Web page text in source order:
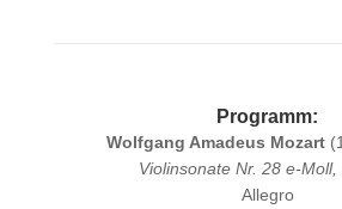
Programm:
Wolfgang Amadeus Mozart
Violinsonate Nr. 28 e-Moll,
Allegro